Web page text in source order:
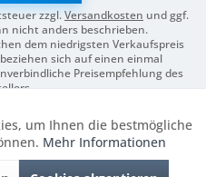
zzgl.Versandkosten und ggf.
nicht anders beschrieben.
dem niedrigsten Verkaufspreis
sich auf einen einmal
Preisempfehlung des
Aktiv
um Ihnen die bestmögliche
Mehr Informationen